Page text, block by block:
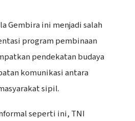
Gembira ini menjadi salah
program pembinaan
pendekatan budaya
komunikasi antara
sipil.
seperti ini, TNI